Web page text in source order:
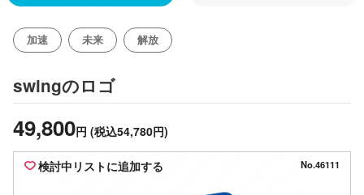
加速 未来 解放
swingのロゴ
49,800円 (税込54,780円)
検討中リストに追加する No.46111